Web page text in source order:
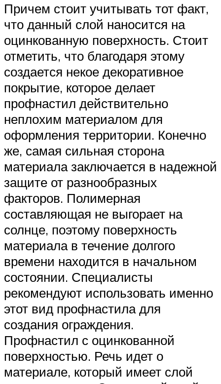
Причем стоит учитывать тот факт,
что данный слой наносится на
оцинкованную поверхность. Стоит
отметить, что благодаря этому
создается некое декоративное
покрытие, которое делает
профнастил действительно
неплохим материалом для
оформления территории. Конечно
же, самая сильная сторона
материала заключается в надежной
защите от разнообразных
факторов. Полимерная
составляющая не выгорает на
солнце, поэтому поверхность
материала в течение долгого
времени находится в начальном
состоянии. Специалисты
рекомендуют использовать именно
этот вид профнастила для
создания ограждения.
Профнастил с оцинкованной
поверхностью. Речь идет о
материале, который имеет слой